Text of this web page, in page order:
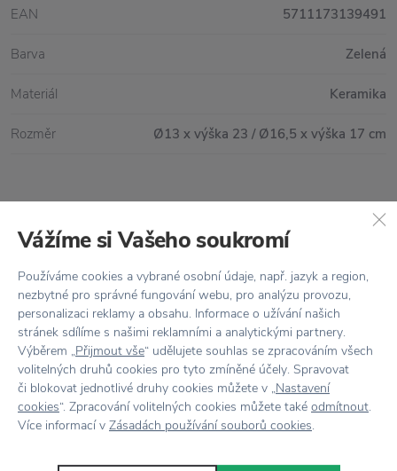
Doprava zdarmanad 2 000 Kč
Vrácení zboží do 30 dnů
7500+ produktů na výběr
Showroomve Zlíně
EAN 5711173139491
Barva Zelená
Materiál Keramika
Rozměr Ø13 x výška 23 / Ø16,5 x výška 17 cm
Vážíme si Vašeho soukromí
Používáme cookies a vybrané osobní údaje, např. jazyk a region,
nezbytné pro správné fungování webu, pro analýzu provozu,
personalizaci reklamy a obsahu. Informace o užívání našich
stránek sdílíme s našimi reklamními a analytickými partnery.
Výběrem „Přijmout vše“ udělujete souhlas se zpracováním všech
volitelných druhů cookies pro tyto zmíněné účely. Spravovat
či blokovat jednotlivé druhy cookies můžete v „Nastavení
cookies“. Zpracování volitelných cookies můžete také odmítnout.
Více informací v Zásadách používání souborů cookies.